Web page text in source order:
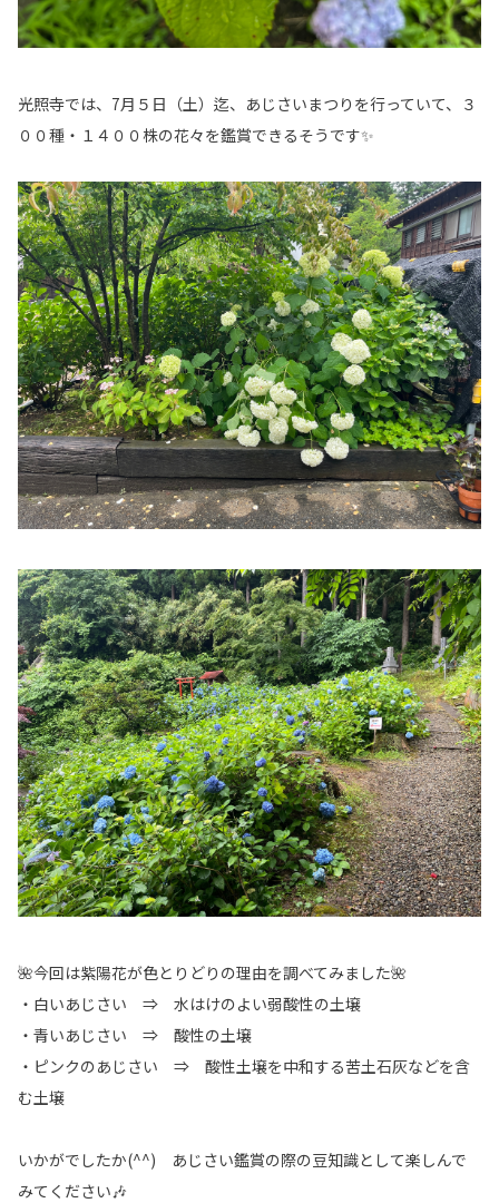
光照寺では、7月５日（土）迄、あじさいまつりを行っていて、３
００種・１４００株の花々を鑑賞できるそうです✨
🌺今回は紫陽花が色とりどりの理由を調べてみました🌺
・白いあじさい ⇒ 水はけのよい弱酸性の土壌
・青いあじさい ⇒ 酸性の土壌
・ピンクのあじさい ⇒ 酸性土壌を中和する苦土石灰などを含
む土壌
いかがでしたか(^^) あじさい鑑賞の際の豆知識として楽しんで
みてください🎶